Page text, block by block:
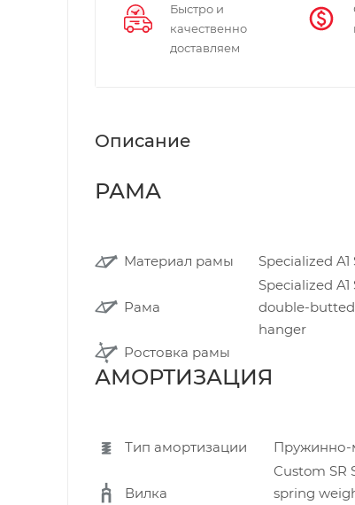
Быстро и
качественно
доставляем
Описание
РАМА
Материал рамы Specialized
Рама
Specialized
double-butted
hanger
Ростовка рамы
АМОРТИЗАЦИЯ
Тип амортизации Пружинно-
Вилка
Custom SR
spring